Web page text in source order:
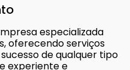
especializada
oferecendo serviços
de qualquer tipo
experiente e